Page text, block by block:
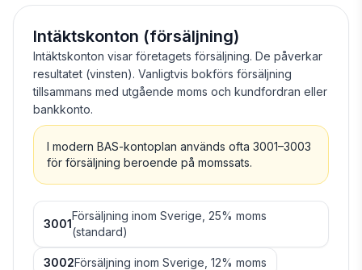
Intäktskonton (försäljning)
Intäktskonton visar företagets försäljning. De påverkar
resultatet (vinsten). Vanligtvis bokförs försäljning
tillsammans med utgående moms och kundfordran eller
bankkonto.
I modern BAS-kontoplan används ofta 3001–3003
för försäljning beroende på momssats.
3001
Försäljning inom Sverige, 25% moms
(standard)
3002Försäljning inom Sverige, 12% moms